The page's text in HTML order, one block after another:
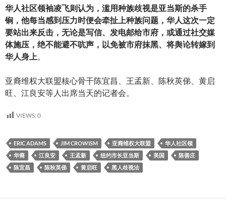
华人社区领袖凌飞则认为，滥用种族歧视是亚当斯的杀手
锏，他每当感到压力时便会牵扯上种族问题，华人这次一定
要站出来反击，无论是写信、发电邮给市府，或通过社交媒
体施压，绝不能避不吭声，以免被市府抹黑、将舆论转嫁到
华人身上
亚裔维权大联盟核心骨干陈宜昌、王孟新、陈秋英俤、黄启
旺、江良安等人出席当天的记者会。
VIEWS: 0
ERIC ADAMS JIM CROWISM 亚裔维权大联盟
华人社区领
华裔
江良安 王孟新 纽约市长亚当斯 美国
陈善庄
陈宜昌
陈秋英俤 黄启旺 黑人歧视法